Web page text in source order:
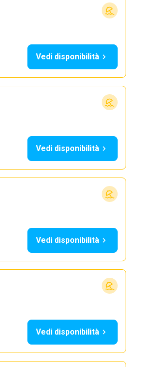
Vedi disponibilità
Vedi disponibilità
Vedi disponibilità
Vedi disponibilità